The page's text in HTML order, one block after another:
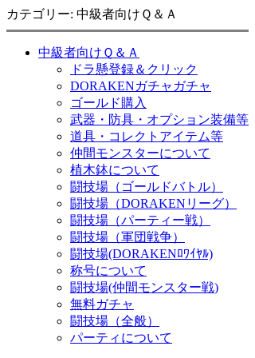
カテゴリー: 中級者向けＱ＆Ａ
中級者向けＱ＆Ａ
ドラ懸登録＆クリック
DORAKENガチャガチャ
ゴールド購入
武器・防具・オプション装備等
道具・コレクトアイテム等
仲間モンスターについて
植木鉢について
闘技場（ゴールドバトル）
闘技場（DORAKENリーグ）
闘技場（パーティー戦）
闘技場（軍団戦争）
闘技場(DORAKENﾛﾜｲﾔﾙ)
称号について
闘技場(仲間モンスター戦)
無料ガチャ
闘技場（全般）
パーティについて